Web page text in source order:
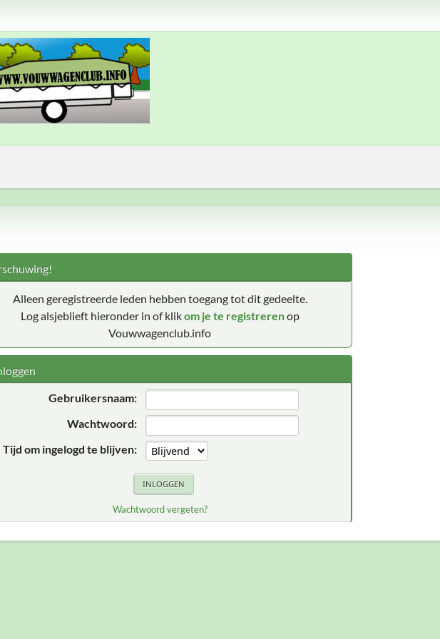
Alleen geregistreerde leden hebben toegang tot dit gedeelte.
Log alsjeblieft hieronder in of klikom je te registrerenop
Vouwwagenclub.info
Gebruikersnaam:
Wachtwoord:
Tijd om ingelogd te blijven:
Wachtwoord vergeten?